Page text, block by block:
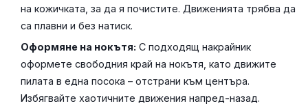
на кожичката, за да я почистите. Движенията трябва да
са плавни и без натиск.
Оформяне на нокътя: С подходящ накрайник
оформете свободния край на нокътя, като движите
пилата в една посока – отстрани към центъра.
Избягвайте хаотичните движения напред-назад.